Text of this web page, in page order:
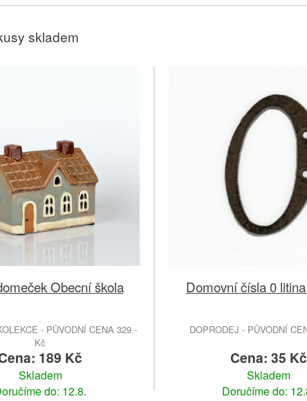
skladem
Obecní škola
- PŮVODNÍ CENA 329.-
Kč
189 Kč
Skladem
do: 12.8.
Domovní čísla 0
DOPRODEJ - PŮVODNÍ
Cena: 35 Kč
Skladem
Doručíme do: